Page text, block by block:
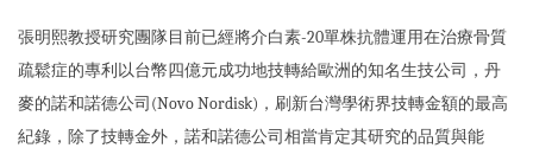
張明熙教授研究團隊目前已經將介白素-20單株抗體運用在治療骨質
疏鬆症的專利以台幣四億元成功地技轉給歐洲的知名生技公司，丹
麥的諾和諾德公司(Novo Nordisk)，刷新台灣學術界技轉金額的最高
紀錄，除了技轉金外，諾和諾德公司相當肯定其研究的品質與能